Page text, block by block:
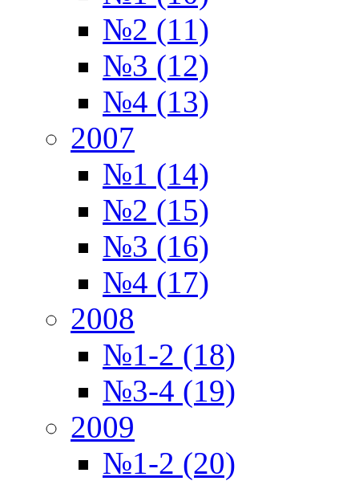
№2 (11)
№3 (12)
№4 (13)
2007
№1 (14)
№2 (15)
№3 (16)
№4 (17)
2008
№1-2 (18)
№3-4 (19)
2009
№1-2 (20)